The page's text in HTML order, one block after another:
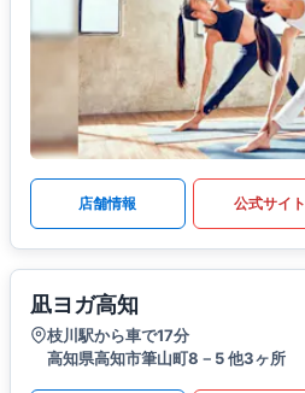
店舗情報 公式サイト
凪ヨガ高知
枝川駅から車で17分
高知県高知市筆山町8－5 他3ヶ所